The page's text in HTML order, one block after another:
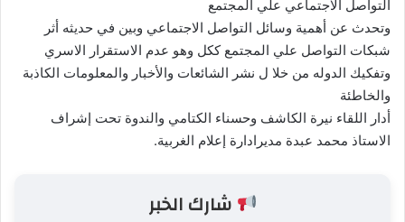
التواصل الاجتماعي علي المجتمع
وتحدث عن أهمية وسائل التواصل الاجتماعي وبين في حديثه أثر
شبكات التواصل علي المجتمع ككل وهو عدم الاستقرار الاسري
وتفكيك الدوله من خلا ل نشر الشائعات والأخبار والمعلومات الكاذبة
والخاطئة
أدار اللقاء نيرة الكاشف وحسناء الكتامي والندوة تحت إشراف
الاستاذ محمد عبدة مديرادارة إعلام الغربية.
شارك الخبر